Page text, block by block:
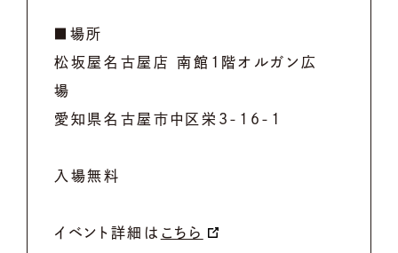
■場所
松坂屋名古屋店 南館1階オルガン広
場
愛知県名古屋市中区栄3-16-1
入場無料
イベント詳細は こちら